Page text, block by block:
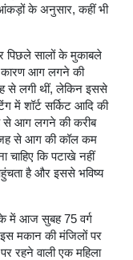
के अनुसार, कहीं भी
पिछले सालों के मुकाबले
कारण आग लगने की
लगी थीं, लेकिन इससे
में शॉर्ट सर्किट आदि की
से आग लगने की करीब
से आग की कॉल कम
चाहिए कि पटाखे नहीं
है और इससे भविष्य
में आज सुबह 75 वर्ग
मकान की मंजिलों पर
रहने वाली एक महिला